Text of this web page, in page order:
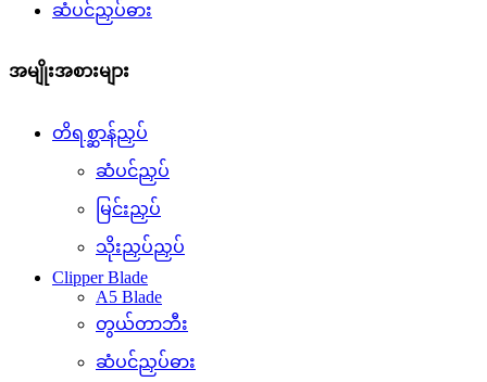
ဆံပင်ညှပ်ဓား
အမျိုးအစားများ
တိရစ္ဆာန်ညှပ်
ဆံပင်ညှပ်
မြင်းညှပ်
သိုးညှပ်ညှပ်
Clipper Blade
A5 Blade
တွယ်တာဘီး
ဆံပင်ညှပ်ဓား